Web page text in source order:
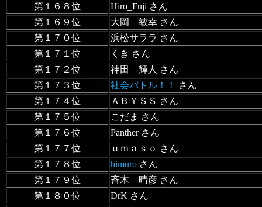
第１６８位
Hiro_Fuji さん
第１６９位
大岡 敏幸 さん
第１７０位
浜松サララ さん
第１７１位
くき さん
第１７２位
神田 輝人 さん
第１７３位
社会バトル！！
さん
第１７４位
ＡＢＹＳＳ さん
第１７５位
こだま さん
第１７６位
Panther さん
第１７７位
ｕｍａｓｏ さん
第１７８位
himuro さん
第１７９位
斉木 晴彦 さん
第１８０位
DrK さん